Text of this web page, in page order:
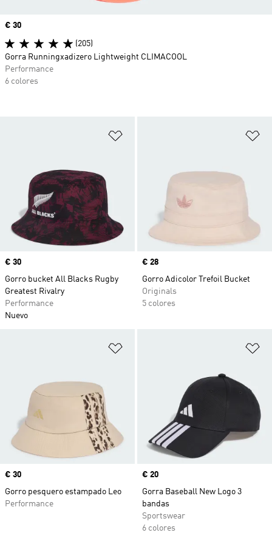
Precio
€ 30
Gorro bucket All Blacks Rugby
Greatest Rivalry
Performance
Nuevo
Precio
€ 28
Gorro Adicolor Trefoil Bucket
Originals
5 colores
Precio
€ 30
Gorro pesquero estampado Leo
Performance
Precio
€ 20
Gorra Baseball New Logo 3
bandas
Sportswear
6 colores
Precio
€ 30
(205)
Gorra Runningxadizero Lightweight CLIMACOOL
Performance
6 colores